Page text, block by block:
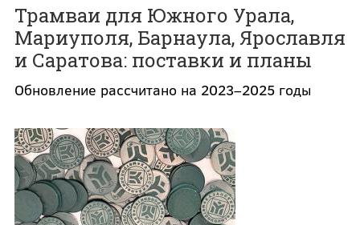
Трамваи для Южного Урала,
Мариуполя, Барнаула, Ярославля
и Саратова: поставки и планы
Обновление рассчитано на 2023–2025 годы